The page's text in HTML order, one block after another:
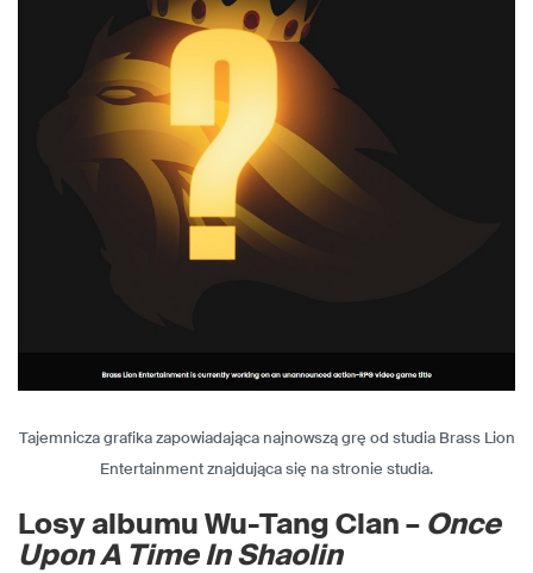
Tajemnicza grafika zapowiadająca najnowszą grę od studia Brass Lion
Entertainment znajdująca się na stronie studia.
Losy albumu Wu-Tang Clan – Once
Upon A Time In Shaolin